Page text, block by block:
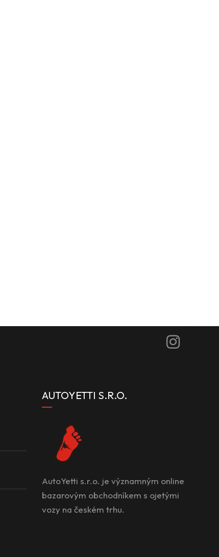
AUTOYETTI S.R.O.
AutoYetti s.r.o. je významným online
bazarovým obchodníkem s ojetými
vozy na českém trhu.